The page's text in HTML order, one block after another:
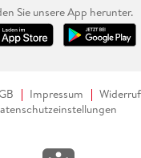
Sie unsere App herunter.
Impressum